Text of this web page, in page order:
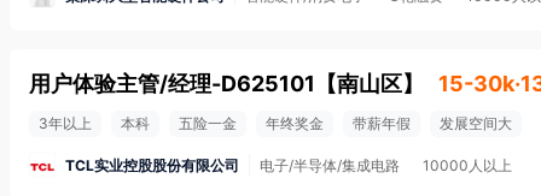
用户体验主管/经理-D625101 【南山区】 15-
3年以上 本科 五险一金 年终奖金 带薪年假 发展空间大
TCL实业控股股份有限公司 电子/半导体/集成电路 10000人以上